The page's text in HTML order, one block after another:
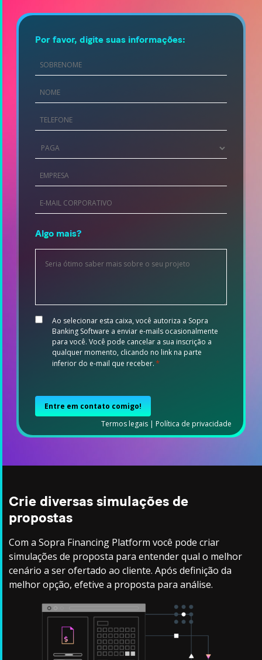
Por favor, digite suas informações:
Name
Name
*
email
Algo mais?
details
ConsentAo selecionar esta caixa, você autoriza a Sopra
Banking Software a enviar e-mails ocasionalmente
para você. Você pode cancelar a sua inscrição a
qualquer momento, clicando no link na parte
inferior do e-mail que receber.*
Termos legais | Política de privacidade
Crie diversas simulações de
propostas
Com a Sopra Financing Platform você pode criar
simulações de proposta para entender qual o melhor
cenário a ser ofertado ao cliente. Após definição da
melhor opção, efetive a proposta para análise.